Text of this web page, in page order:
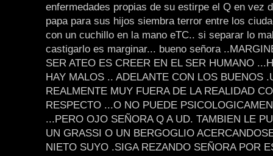
enfermedades propias de su estirpe el Q en vez
papa para sus hijos siembra terror entre los
con un cuchillo en la mano eTC.. si separar lo
castigarlo es marginar... bueno señora
SER ATEO ES CREER EN EL SER HUMANO
HAY MALOS .. ADELANTE CON LOS BUENOS
REALMENTE MUY FUERA DE LA REALIDAD
RESPECTO ...O NO PUEDE
...PERO OJO SEÑORA Q A UD. TAMBIEN LE
UN GRASSI O UN BERGOGLIO
NIETO SUYO .SIGA REZANDO SEÑORA POR